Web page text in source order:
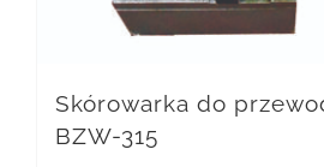
Skórowarka do
BZW-315